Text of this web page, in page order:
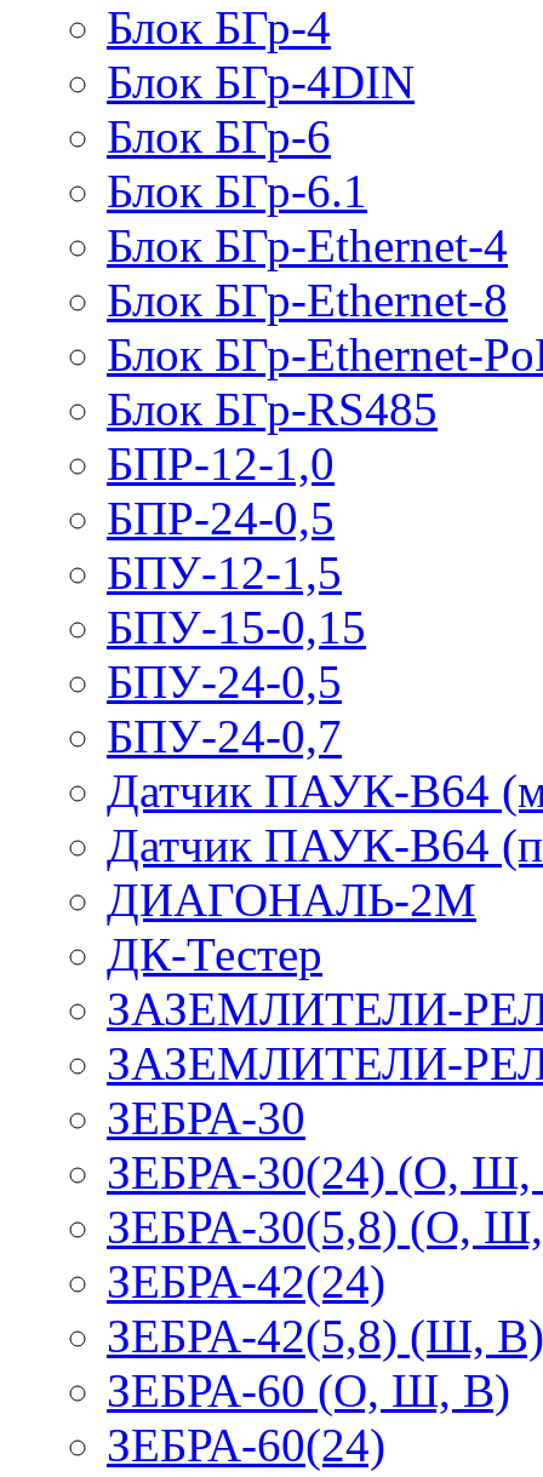
Блок БГр-4
Блок БГр-4DIN
Блок БГр-6
Блок БГр-6.1
Блок БГр-Ethernet-4
Блок БГр-Ethernet-8
Блок БГр-Ethernet-
Блок БГр-RS485
БПР-12-1,0
БПР-24-0,5
БПУ-12-1,5
БПУ-15-0,15
БПУ-24-0,5
БПУ-24-0,7
Датчик ПАУК-В64
Датчик ПАУК-В64
ДИАГОНАЛЬ-2М
ДК-Тестер
ЗАЗЕМЛИТЕЛИ-
ЗАЗЕМЛИТЕЛИ-
ЗЕБРА-30
ЗЕБРА-30(24) (О,
ЗЕБРА-30(5,8) (О,
ЗЕБРА-42(24)
ЗЕБРА-42(5,8) (Ш, В)
ЗЕБРА-60 (О, Ш, В)
ЗЕБРА-60(24)